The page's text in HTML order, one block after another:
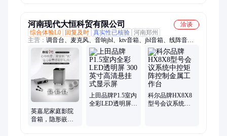
河南现代大恒科贸有限公司
洽谈
综合体验L0
回复及时 真实性已核验 河南郑州
主营： 调音台、麦克风、音响jbl、ktv音箱、jbl音箱、线阵音
箱、家用音箱、山水音箱、会议室、led租赁、ktv音响、
jblmrx615、投影机、音频设备、小间距led、演出策划、百威音
响、投影手机、激光投影、上田音响、红叶幕布、全息投影、电
瓶音响、无线话筒、皇冠功放
英嘉尼家庭影院
音箱，隐形嵌入
上田品牌P1.5室内
全彩LED透明屏
科尔品牌HX8X8
型号会议系统中